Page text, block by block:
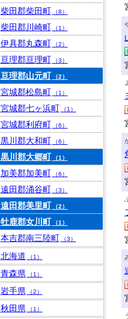
柴田郡柴田町 （8）
柴田郡川崎町 （1）
伊具郡丸森町 （2）
亘理郡亘理町 （3）
亘理郡山元町 （2）
宮城郡松島町 （1）
宮城郡七ヶ浜町 （1）
宮城郡利府町 （6）
黒川郡大和町 （6）
黒川郡大郷町 （1）
加美郡加美町 （6）
遠田郡涌谷町 （3）
遠田郡美里町 （2）
牡鹿郡女川町 （1）
本吉郡南三陸町 （3）
北海道 （1）
青森県 （1）
岩手県 （2）
秋田県 （1）